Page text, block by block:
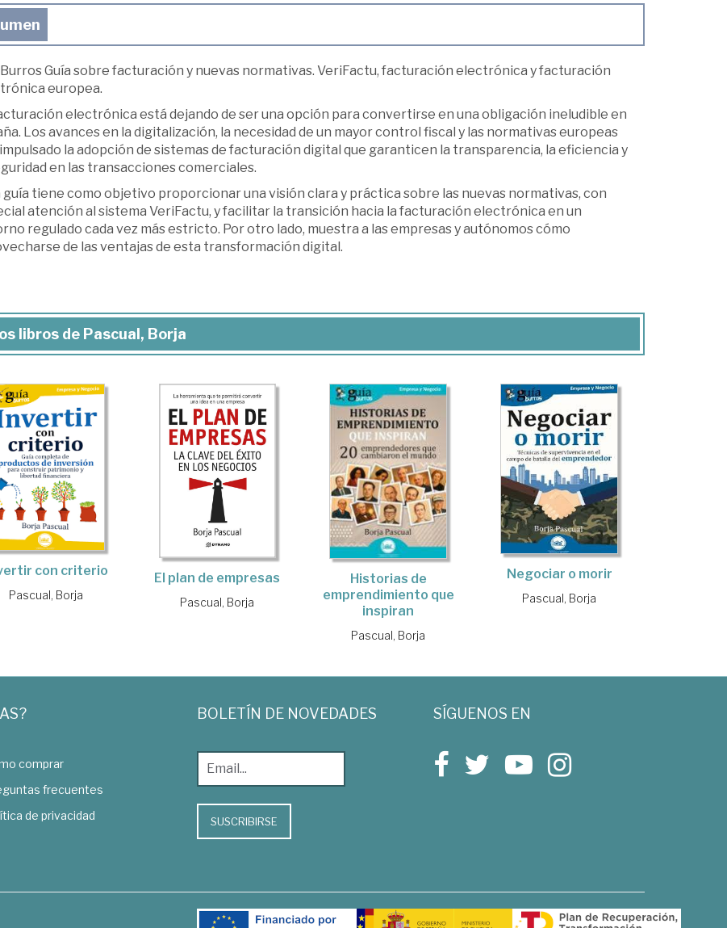
Guía sobre facturación y nuevas normativas. VeriFactu, facturación electrónica y facturación
europea.
electrónica está dejando de ser una opción para convertirse en una obligación ineludible en
Los avances en la digitalización, la necesidad de un mayor control fiscal y las normativas europeas
la adopción de sistemas de facturación digital que garanticen la transparencia, la eficiencia y
en las transacciones comerciales.
guía tiene como objetivo proporcionar una visión clara y práctica sobre las nuevas normativas, con
atención al sistema VeriFactu, y facilitar la transición hacia la facturación electrónica en un
regulado cada vez más estricto. Por otro lado, muestra a las empresas y autónomos cómo
de las ventajas de esta transformación digital.
libros de Pascual, Borja
con criterio
Pascual, Borja
El plan de empresas
Pascual, Borja
Historias de
emprendimiento que
inspiran
Pascual, Borja
Negociar o morir
Pascual, Borja
comprar
frecuentes
de privacidad
BOLETÍN DE NOVEDADES
SUSCRIBIRSE
SÍGUENOS EN